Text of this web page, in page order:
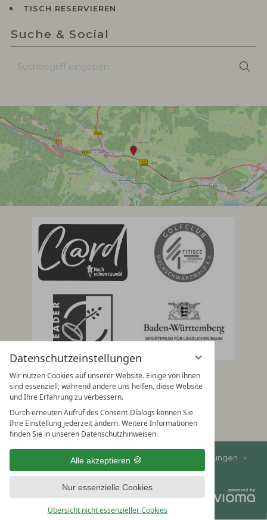
Datenschutzeinstellungen
Wir nutzen Cookies auf unserer Website. Einige von ihnen
sind essenziell, während andere uns helfen, diese Website
und Ihre Erfahrung zu verbessern.
Durch erneuten Aufruf des Consent-Dialogs können Sie
Ihre Einstellung jederzeit ändern. Weitere Informationen
finden Sie in unseren Datenschutzhinweisen.
Alle akzeptieren
Nur essenzielle Cookies
Übersicht nicht essenzieller Cookies
TISCH RESERVIEREN
Suche & Social
Suchbegriff
Datenschutz
Datenschutzeinstellungen